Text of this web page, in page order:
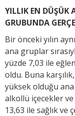
YILLIK EN DÜŞÜK
GRUBUNDA
Bir önceki yılın
ana gruplar
yüzde 7,03 ile
oldu. Buna
yüksek olduğu ana
alkollü içecekler
13,63 ile sağlık ve